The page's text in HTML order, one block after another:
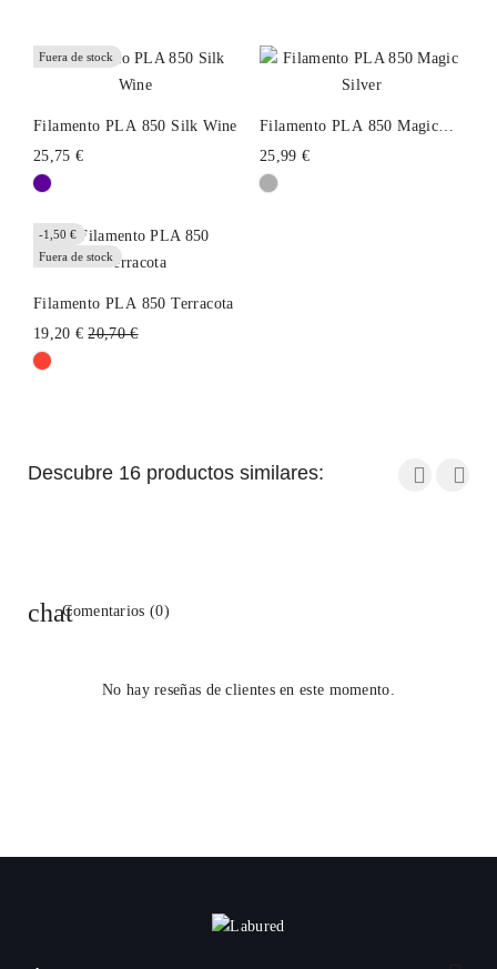
Fuera de stock
Filamento PLA 850 Silk Wine
25,75 €
Filamento PLA 850 Magic
Silver
25,99 €
-1,50 €
Fuera de stock
Filamento PLA 850 Terracota
19,20 € Precio
20,70 €
Descubre 16 productos similares:
Comentarios (0)
No hay reseñas de clientes en este momento.